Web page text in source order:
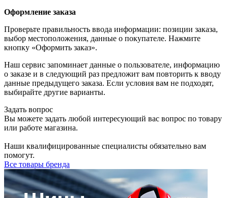
Оформление заказа
Проверьте правильность ввода информации: позиции заказа,
выбор местоположения, данные о покупателе. Нажмите
кнопку «Оформить заказ».
Наш сервис запоминает данные о пользователе, информацию
о заказе и в следующий раз предложит вам повторить к вводу
данные предыдущего заказа. Если условия вам не подходят,
выбирайте другие варианты.
Задать вопрос
Вы можете задать любой интересующий вас вопрос по товару
или работе магазина.
Наши квалифицированные специалисты обязательно вам
помогут.
Все товары бренда